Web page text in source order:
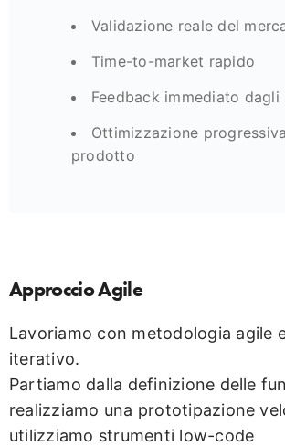
Validazione reale del
Time-to-market rapido
Feedback immediato dagli
Ottimizzazione
prodotto
Approccio Agile
Lavoriamo con metodologia agile
iterativo.
Partiamo dalla definizione delle
realizziamo una prototipazione
utilizziamo strumenti low-code